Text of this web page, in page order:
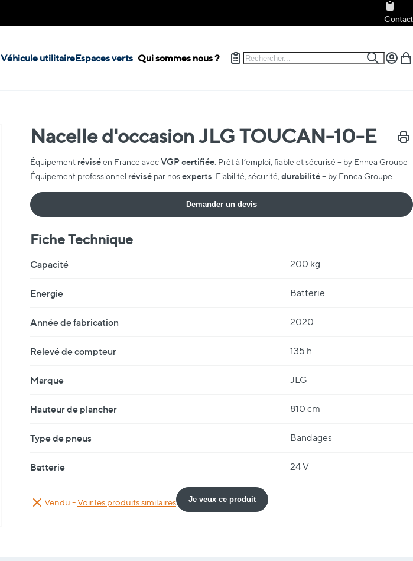
Contact
Véhicule utilitaireEspaces verts Qui sommes nous ? Rechercher
Mon
Nacelle d'occasion JLG TOUCAN-10-E
Équipement réviséen France avecVGP certifiée . Prêt à l’emploi, fiable et sécurisé – by Ennea Groupe
Équipement professionnel révisé par nosexperts . Fiabilité, sécurité, durabilité– by Ennea Groupe
Demander un devis
Fiche Technique
Capacité 200 kg
Energie Batterie
Année de fabrication 2020
Relevé de compteur 135 h
Marque JLG
Hauteur de plancher 810 cm
Type de pneus Bandages
Batterie 24 V
Vendu -Voir les produits similaires Je veux ce produit